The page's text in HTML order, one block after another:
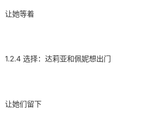
让她等着
1.2.4 选择：达莉亚和佩妮想出门
让她们留下